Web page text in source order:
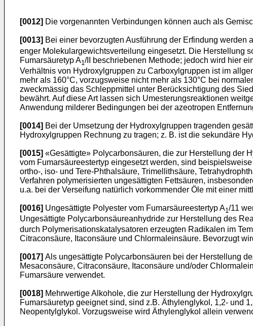
[0012] Die vorgenannten Verbindungen können auch als
[0013] Bei einer bevorzugten Ausführung der Erfindung werden
enger Molekulargewichtsverteilung eingesetzt. Die Herstellung
Fumarsäuretyp A1/II beschriebenen Methode; jedoch wird hier
Verhältnis von Hydroxylgruppen zu Carboxylgruppen ist im
mehr als 160°C, vorzugsweise nicht mehr als 130°C bei
zweckmässig das Schleppmittel unter Berücksichtigung des
bewährt. Auf diese Art lassen sich Umesterungsreaktionen
Anwendung milderer Bedingungen bei der azeotropen
[0014] Bei der Umsetzung der Hydroxylgruppen tragenden
Hydroxylgruppen Rechnung zu tragen; z. B. ist die sekundäre
[0015] «Gesättigte» Polycarbonsäuren, die zur Herstellung der
vom Fumarsäureestertyp eingesetzt werden, sind
ortho-, iso- und Tere-Phthalsäure, Trimellithsäure,
Verfahren polymerisierten ungesättigten Fettsäuren,
u.a. bei der Verseifung natürlich vorkommender Öle mit einer
[0016] Ungesättigte Polyester vom Fumarsäureestertyp A1 /11
Ungesättigte Polycarbonsäureanhydride zur Herstellung des
durch Polymerisationskatalysatoren erzeugten Radikalen im
Citraconsäure, Itaconsäure und Chlormaleinsäure. Bevorzugt
[0017] Als ungesättigte Polycarbonsäuren bei der Herstellung
Mesaconsäure, Citraconsäure, Itaconsäure und/oder
Fumarsäure verwendet.
[0018] Mehrwertige Alkohole, die zur Herstellung der
Fumarsäuretyp geeignet sind, sind z.B. Äthylenglykol, 1,2- und
Neopentylglykol. Vorzugsweise wird Äthylenglykol allein